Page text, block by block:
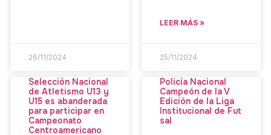
26/11/2024
LEER MÁS »
25/11/2024
Selección Nacional
de Atletismo U13 y
U15 es abanderada
para participar en
Campeonato
Centroamericano
Policía Nacional
Campeón de la V
Edición de la Liga
Institucional de Fut
sal